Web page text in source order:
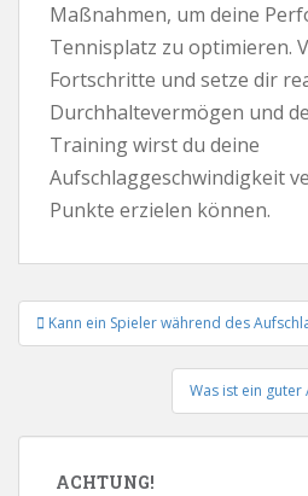
Maßnahmen, um deine
Tennisplatz zu optimieren.
Fortschritte und setze dir
Durchhaltevermögen und
Training wirst du deine
Aufschlaggeschwindigkeit
Punkte erzielen können.
Beitrags-
Navigation
Kann ein Spieler während des
Was ist ein guter
ACHTUNG!